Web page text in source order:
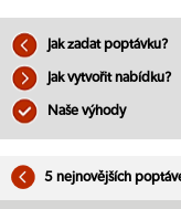
Jak zadat poptávku?
Jak vytvořit nabídku?
Naše výhody
5 nejnovějších